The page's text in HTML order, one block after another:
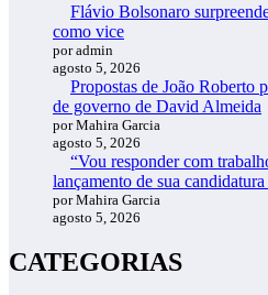
Flávio Bolsonaro
como vice
por admin
agosto 5, 2026
Propostas de João Roberto
de governo de David Almeida
por Mahira Garcia
agosto 5, 2026
“Vou responder com
lançamento de sua
por Mahira Garcia
agosto 5, 2026
CATEGORIAS